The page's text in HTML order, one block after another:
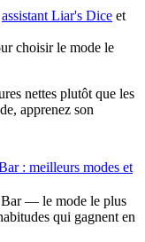
assistant Liar's Dice et
choisir le mode le
nettes plutôt que les
apprenez son
: meilleurs modes et
Bar — le mode le plus
qui gagnent en